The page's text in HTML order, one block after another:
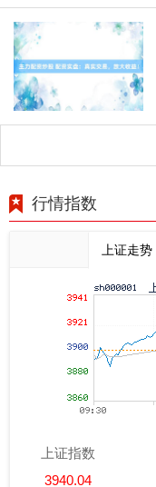
行情指数
上证走势
上证指数
3940.04